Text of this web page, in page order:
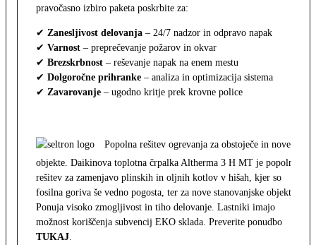
pravočasno izbiro paketa poskrbite za:
✔ Zanesljivost delovanja – 24/7 nadzor in odpravo napak
✔ Varnost – preprečevanje požarov in okvar
✔ Brezskrbnost – reševanje napak na enem mestu
✔ Dolgoročne prihranke – analiza in optimizacija sistema
✔ Zavarovanje – ugodno kritje prek krovne police
Popolna rešitev ogrevanja za obstoječe in nove
objekte. Daikinova toplotna črpalka Altherma 3 H MT je popolna
rešitev za zamenjavo plinskih in oljnih kotlov v hišah, kjer so
fosilna goriva še vedno pogosta, ter za nove stanovanjske objekte.
Ponuja visoko zmogljivost in tiho delovanje. Lastniki imajo
možnost koriščenja subvencij EKO sklada. Preverite ponudbo
TUKAJ.